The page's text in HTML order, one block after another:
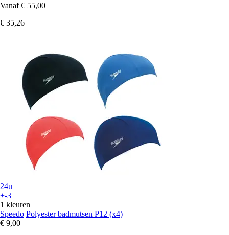
Vanaf € 55,00
€ 35,26
24u
+-3
1 kleuren
Speedo Polyester badmutsen P12 (x4)
€ 9,00